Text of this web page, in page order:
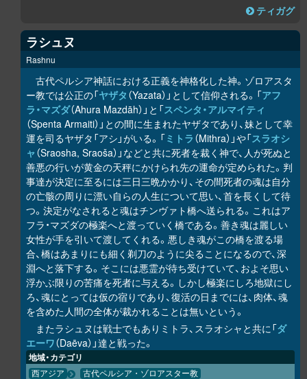
ティガグ
ラシュヌ
Rashnu
古代ペルシア神話における正義を神格化した神。ゾロアスタ
ー教では公正の「ヤザタ （Yazata）」として信仰される。「アフ
ラ・マズダ（Ahura Mazdāh）」と「スペンタ・アルマイティ
（Spenta Armaiti）」との間に生まれたヤザタであり、妹として幸
運を司るヤザタ「アシ」がいる。「ミトラ （Mithra）」や「スラオシ
ャ（Sraosha, Sraoša）」などと共に死者を裁く神で、人が死ぬと
善悪の行いが黄金の天秤にかけられ先の運命が定められた。判
事達が決定に至るには三日三晩かかり、その間死者の魂は自分
の亡骸の周りに漂い自らの人生について思い、首を長くして待
つ。決定がなされると魂はチンヴァト橋へ送られる。これはア
フラ・マズダの極楽へと渡っていく橋である。善き魂は麗しい
女性が手を引いて渡してくれる。悪しき魂がこの橋を渡る場
合、橋はあまりにも細く剃刀のように尖ることになるので、深
淵へと落下する。そこには悪霊が待ち受けていて、およそ思い
浮かぶ限りの苦痛を死者に与える。しかし極楽にしろ地獄にし
ろ、魂にとっては仮の宿りであり、復活の日までには、肉体、魂
を含めた人間の全体が裁かれることは無いという。
またラシュヌは戦士でもありミトラ、スラオシャと共に「ダ
エーワ（Daēva）」達と戦った。
地域・カテゴリ
西アジア 古代ペルシア・ゾロアスター教